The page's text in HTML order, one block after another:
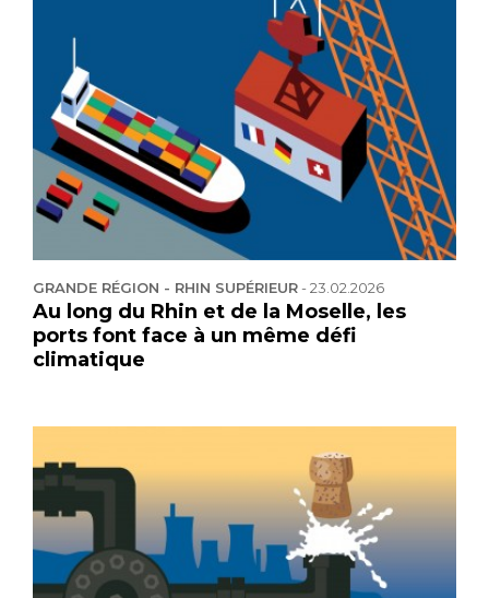
GRANDE RÉGION - RHIN SUPÉRIEUR-23.02.2026
Au long du Rhin et de la Moselle, les
ports font face à un même défi
climatique